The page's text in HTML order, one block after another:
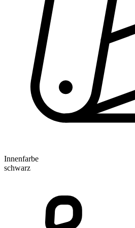
Innenfarbe
schwarz